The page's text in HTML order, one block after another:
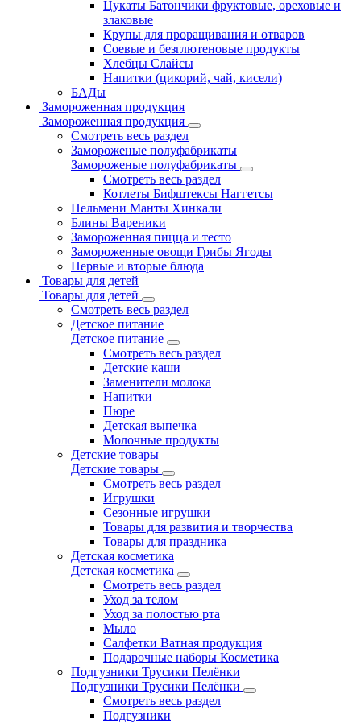
Цукаты Батончики фруктовые, ореховые и
злаковые
Крупы для проращивания и отваров
Соевые и безглютеновые продукты
Хлебцы Слайсы
Напитки (цикорий, чай, кисели)
БАДы
Замороженная продукция
Замороженная продукция
Смотреть весь раздел
Замороженые полуфабрикаты
Замороженые полуфабрикаты
Смотреть весь раздел
Котлеты Бифштексы Наггетсы
Пельмени Манты Хинкали
Блины Вареники
Замороженная пицца и тесто
Замороженные овощи Грибы Ягоды
Первые и вторые блюда
Товары для детей
Товары для детей
Смотреть весь раздел
Детское питание
Детское питание
Смотреть весь раздел
Детские каши
Заменители молока
Напитки
Пюре
Детская выпечка
Молочные продукты
Детские товары
Детские товары
Смотреть весь раздел
Игрушки
Сезонные игрушки
Товары для развития и творчества
Товары для праздника
Детская косметика
Детская косметика
Смотреть весь раздел
Уход за телом
Уход за полостью рта
Мыло
Салфетки Ватная продукция
Подарочные наборы Косметика
Подгузники Трусики Пелёнки
Подгузники Трусики Пелёнки
Смотреть весь раздел
Подгузники